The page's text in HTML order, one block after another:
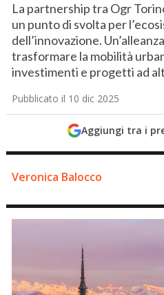
La partnership tra Ogr
un punto di svolta per
dell’innovazione.
trasformare la mobilità
investimenti e progetti ad
Pubblicato il 10 dic 2025
Aggiungi tra i
Veronica Balocco